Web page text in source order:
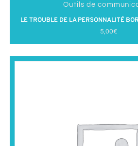
Outils de
LE TROUBLE DE LA PERSONNALITÉ
5,00€